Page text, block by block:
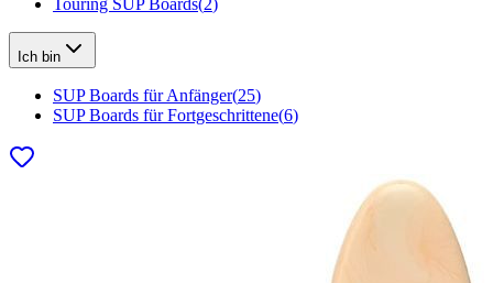
Ich bin
SUP Boards für Anfänger(25)
SUP Boards für Fortgeschrittene(6)